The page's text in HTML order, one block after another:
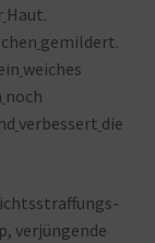
Haut.
gemildert.
weiches
noch
verbessert die
verjüngende